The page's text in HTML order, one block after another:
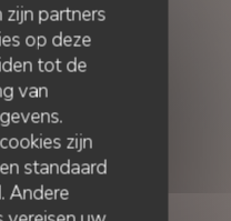
partners
op deze
tot de
van
zijn
standaard
Andere